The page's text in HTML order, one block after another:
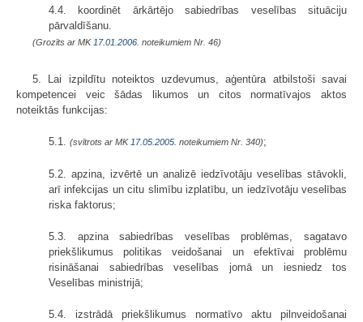
4.4. koordinēt ārkārtējo sabiedrības veselības situāciju
pārvaldīšanu.
(Grozīts ar MK 17.01.2006. noteikumiem Nr. 46)
5. Lai izpildītu noteiktos uzdevumus, aģentūra atbilstoši savai
kompetencei veic šādas likumos un citos normatīvajos aktos
noteiktās funkcijas:
5.1. (svītrots ar MK 17.05.2005. noteikumiem Nr. 340);
5.2. apzina, izvērtē un analizē iedzīvotāju veselības stāvokli,
arī infekcijas un citu slimību izplatību, un iedzīvotāju veselības
riska faktorus;
5.3. apzina sabiedrības veselības problēmas, sagatavo
priekšlikumus politikas veidošanai un efektīvai problēmu
risināšanai sabiedrības veselības jomā un iesniedz tos
Veselības ministrijā;
5.4. izstrādā priekšlikumus normatīvo aktu pilnveidošanai